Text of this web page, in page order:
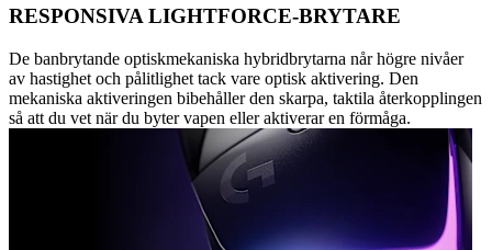
RESPONSIVA LIGHTFORCE-BRYTARE
De banbrytande optiskmekaniska hybridbrytarna når högre nivåer
av hastighet och pålitlighet tack vare optisk aktivering. Den
mekaniska aktiveringen bibehåller den skarpa, taktila återkopplingen
så att du vet när du byter vapen eller aktiverar en förmåga.